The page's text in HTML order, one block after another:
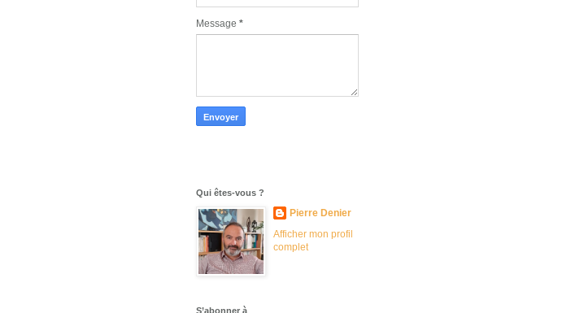
Message *
Qui êtes-vous ?
Pierre Denier
Afficher mon profil
complet
S’abonner à